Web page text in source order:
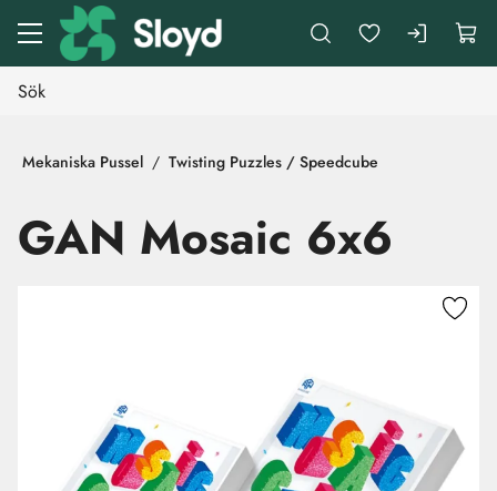
Gå till huvudinnehåll
Mekaniska Pussel Twisting Puzzles / Speedcube
GAN Mosaic 6x6